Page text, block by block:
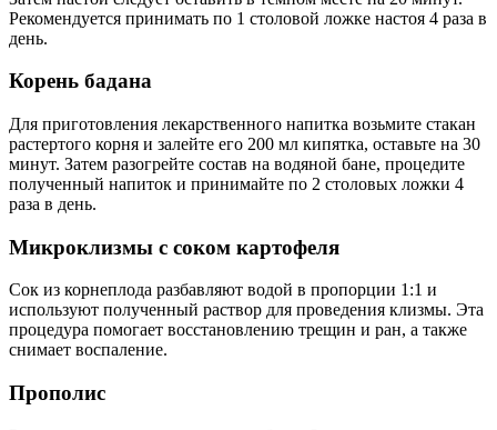
Рекомендуется принимать по 1 столовой ложке настоя 4 раза в
день.
Корень бадана
Для приготовления лекарственного напитка возьмите стакан
растертого корня и залейте его 200 мл кипятка, оставьте на 30
минут. Затем разогрейте состав на водяной бане, процедите
полученный напиток и принимайте по 2 столовых ложки 4
раза в день.
Микроклизмы с соком картофеля
Сок из корнеплода разбавляют водой в пропорции 1:1 и
используют полученный раствор для проведения клизмы. Эта
процедура помогает восстановлению трещин и ран, а также
снимает воспаление.
Прополис